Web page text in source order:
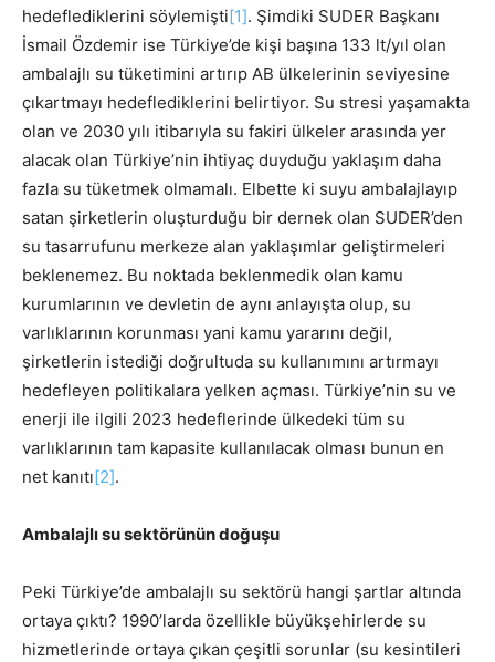
hedeflediklerini söylemişti[1]. Şimdiki SUDER Başkanı
İsmail Özdemir ise Türkiye’de kişi başına 133 lt/yıl olan
ambalajlı su tüketimini artırıp AB ülkelerinin seviyesine
çıkartmayı hedeflediklerini belirtiyor. Su stresi yaşamakta
olan ve 2030 yılı itibarıyla su fakiri ülkeler arasında yer
alacak olan Türkiye’nin ihtiyaç duyduğu yaklaşım daha
fazla su tüketmek olmamalı. Elbette ki suyu ambalajlayıp
satan şirketlerin oluşturduğu bir dernek olan SUDER’den
su tasarrufunu merkeze alan yaklaşımlar geliştirmeleri
beklenemez. Bu noktada beklenmedik olan kamu
kurumlarının ve devletin de aynı anlayışta olup, su
varlıklarının korunması yani kamu yararını değil,
şirketlerin istediği doğrultuda su kullanımını artırmayı
hedefleyen politikalara yelken açması. Türkiye’nin su ve
enerji ile ilgili 2023 hedeflerinde ülkedeki tüm su
varlıklarının tam kapasite kullanılacak olması bunun en
net kanıtı[2].
Ambalajlı su sektörünün doğuşu
Peki Türkiye’de ambalajlı su sektörü hangi şartlar altında
ortaya çıktı? 1990’larda özellikle büyükşehirlerde su
hizmetlerinde ortaya çıkan çeşitli sorunlar (su kesintileri